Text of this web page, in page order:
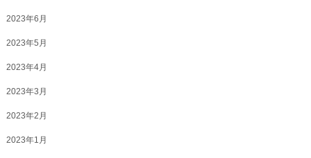
2023年6月
2023年5月
2023年4月
2023年3月
2023年2月
2023年1月